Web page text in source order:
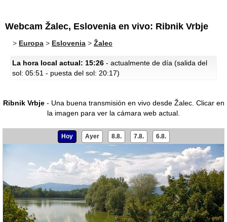
Webcam Žalec, Eslovenia en vivo: Ribnik Vrbje
> Europa > Eslovenia > Žalec
La hora local actual: 15:26 - actualmente de día (salida del
sol: 05:51 - puesta del sol: 20:17)
Ribnik Vrbje- Una buena transmisión en vivo desde Žalec. Clicar en
la imagen para ver la cámara web actual.
Hoy Ayer 8.8. 7.8. 6.8.